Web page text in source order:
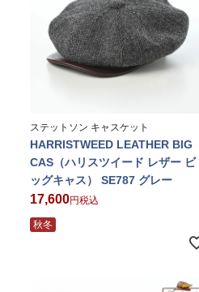
ステットソン キャスケット
HARRISTWEED LEATHER BIG
CAS（ハリスツイード レザー ビ
ッグキャス） SE787 グレー
17,600 税込
秋冬